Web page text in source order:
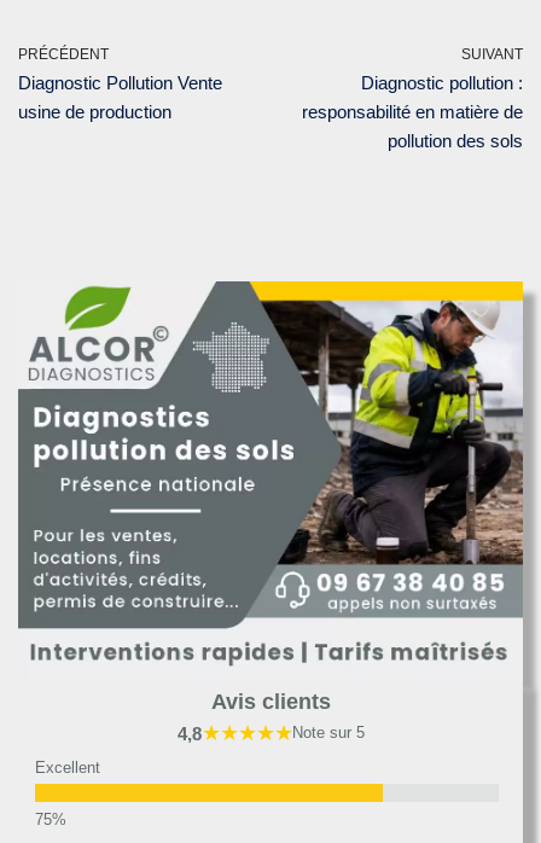
PRÉCÉDENT
Diagnostic Pollution Vente
usine de production
SUIVANT
Diagnostic pollution :
responsabilité en matière de
pollution des sols
Avis clients
4,8★★★★★Note sur 5
Excellent